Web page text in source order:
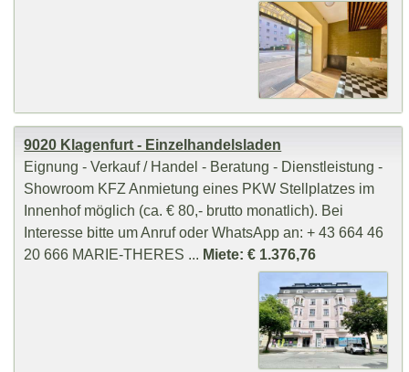
9020 Klagenfurt - Einzelhandelsladen
Eignung - Verkauf / Handel - Beratung - Dienstleistung -
Showroom KFZ Anmietung eines PKW Stellplatzes im
Innenhof möglich (ca. € 80,- brutto monatlich). Bei
Interesse bitte um Anruf oder WhatsApp an: + 43 664 46
20 666 MARIE-THERES ... Miete: € 1.376,76